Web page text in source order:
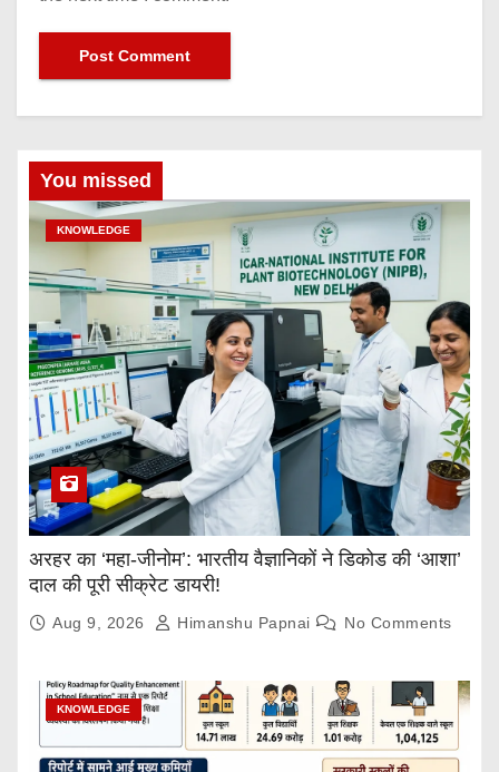
You missed
KNOWLEDGE
अरहर का ‘महा-जीनोम’: भारतीय वैज्ञानिकों ने डिकोड की ‘आशा’
दाल की पूरी सीक्रेट डायरी!
Aug 9, 2026 Himanshu Papnai No Comments
KNOWLEDGE